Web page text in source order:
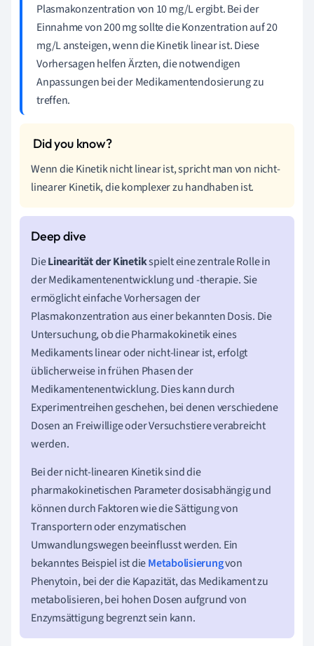
Plasmakonzentration von 10 mg/L ergibt. Bei der
Einnahme von 200 mg sollte die Konzentration auf 20
mg/L ansteigen, wenn die Kinetik linear ist. Diese
Vorhersagen helfen Ärzten, die notwendigen
Anpassungen bei der Medikamentendosierung zu
treffen.
Wenn die Kinetik nicht linear ist, spricht man von nicht-
linearer Kinetik, die komplexer zu handhaben ist.
DieLinearität der Kinetikspielt eine zentrale Rolle in
der Medikamentenentwicklung und -therapie. Sie
ermöglicht einfache Vorhersagen der
Plasmakonzentration aus einer bekannten Dosis. Die
Untersuchung, ob die Pharmakokinetik eines
Medikaments linear oder nicht-linear ist, erfolgt
üblicherweise in frühen Phasen der
Medikamentenentwicklung. Dies kann durch
Experimentreihen geschehen, bei denen verschiedene
Dosen an Freiwillige oder Versuchstiere verabreicht
werden.
Bei der nicht-linearen Kinetik sind die
pharmakokinetischen Parameter dosisabhängig und
können durch Faktoren wie die Sättigung von
Transportern oder enzymatischen
Umwandlungswegen beeinflusst werden. Ein
bekanntes Beispiel ist dieMetabolisierungvon
Phenytoin, bei der die Kapazität, das Medikament zu
metabolisieren, bei hohen Dosen aufgrund von
Enzymsättigung begrenzt sein kann.